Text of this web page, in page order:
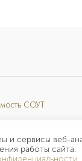
и сервисы веб-
работы сайта.
СОУТ